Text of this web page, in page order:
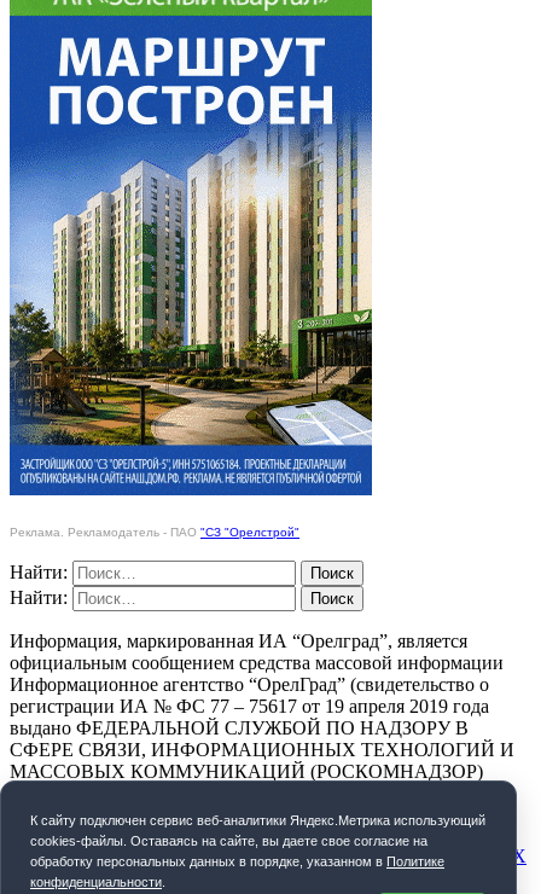
Реклама. Рекламодатель - ПАО "СЗ "Орелстрой"
Найти:
Найти:
Информация, маркированная ИА “Орелград”, является
официальным сообщением средства массовой информации
Информационное агентство “ОрелГрад” (свидетельство о
регистрации ИА № ФС 77 – 75617 от 19 апреля 2019 года
выдано ФЕДЕРАЛЬНОЙ СЛУЖБОЙ ПО НАДЗОРУ В
СФЕРЕ СВЯЗИ, ИНФОРМАЦИОННЫХ ТЕХНОЛОГИЙ И
МАССОВЫХ КОММУНИКАЦИЙ (РОСКОМНАДЗОР)
ПОЛИТИКА КОНФИДЕНЦИАЛЬНОСТИ
СОГЛАСИЕ НА ОБРАБОТКУ ПЕРСОНАЛЬНЫХ ДАННЫХ
К cайту подключен сервис веб-аналитики Яндекс.Метрика использующий
cookies-файлы. Оставаясь на сайте, вы даете свое согласие на
обработку персональных данных в порядке, указанном в Политике
конфиденциальности